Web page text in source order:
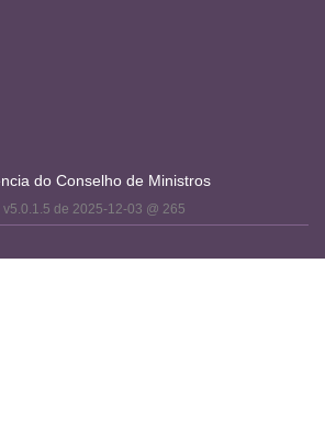
do Conselho de Ministros
v5.0.1.5 de 2025-12-03 @ 265